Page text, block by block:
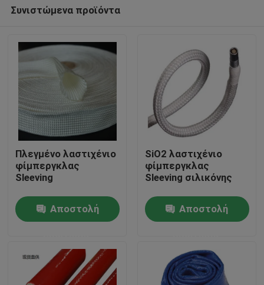
Σπίτι
Περίπου εμείς
Συνιστώμενα προϊόντα
Πλεγμένο λαστιχένιο
φίμπεργκλας
Sleeving
Αποστολή
SiO2 λαστιχένιο
φίμπεργκλας
Sleeving σιλικόνης
Αποστολή